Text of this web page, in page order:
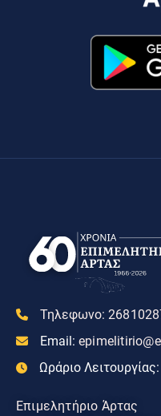
Τηλεφωνο:
Email:
Ωράριο Λειτουργίας:
Επιμελητήριο Άρτας